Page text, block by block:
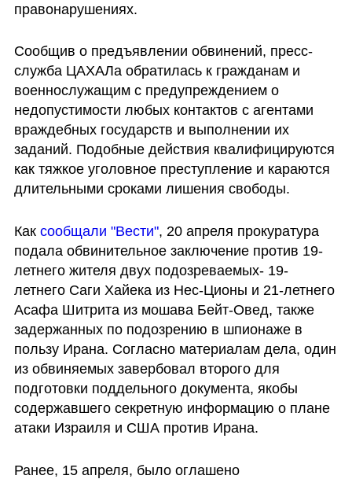
правонарушениях.
Сообщив о предъявлении обвинений, пресс-
служба ЦАХАЛа обратилась к гражданам и
военнослужащим с предупреждением о
недопустимости любых контактов с агентами
враждебных государств и выполнении их
заданий. Подобные действия квалифицируются
как тяжкое уголовное преступление и караются
длительными сроками лишения свободы.
Как сообщали "Вести", 20 апреля прокуратура
подала обвинительное заключение против 19-
летнего жителя двух подозреваемых- 19-
летнего Саги Хайека из Нес-Ционы и 21-летнего
Асафа Шитрита из мошава Бейт-Овед, также
задержанных по подозрению в шпионаже в
пользу Ирана. Согласно материалам дела, один
из обвиняемых завербовал второго для
подготовки поддельного документа, якобы
содержавшего секретную информацию о плане
атаки Израиля и США против Ирана.
Ранее, 15 апреля, было оглашено